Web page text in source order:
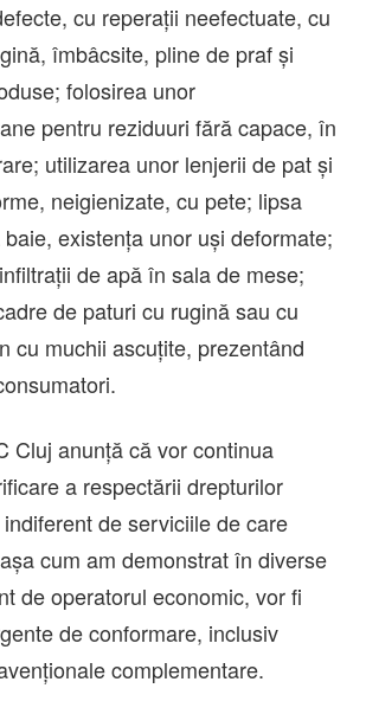
cu reperații neefectuate, cu
îmbâcsite, pline de praf și
folosirea unor
pentru reziduuri fără capace, în
utilizarea unor lenjerii de pat și
neigienizate, cu pete; lipsa
existența unor uși deformate;
de apă în sala de mese;
de paturi cu rugină sau cu
cu muchii ascuțite, prezentând
Cluj anunță că vor continua
a respectării drepturilor
de serviciile de care
cum am demonstrat în diverse
de operatorul economic, vor fi
de conformare, inclusiv
complementare.